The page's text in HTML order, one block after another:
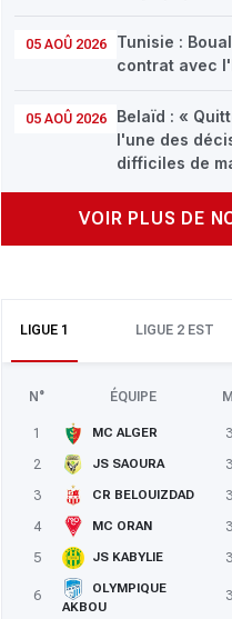
05 AOÛ 2026
Tunisie :
contrat avec
05 AOÛ 2026
Belaïd : «
l'une des
difficiles de
VOIR PLUS DE
LIGUE 1 LIGUE 2 EST
N° ÉQUIPE
1 MC ALGER
2
JS SAOURA
3
CR BELOUIZDAD
4
MC ORAN
5
JS KABYLIE
6
OLYMPIQUE
AKBOU